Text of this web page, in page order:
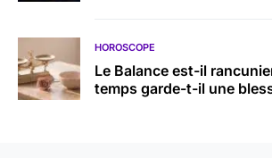
HOROSCOPE
Le Balance est-il
temps garde-t-il une